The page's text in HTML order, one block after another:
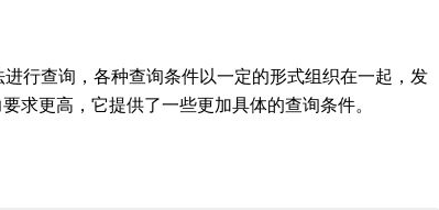
行查询，各种查询条件以一定的形式组织在一起，发
求更高，它提供了一些更加具体的查询条件。